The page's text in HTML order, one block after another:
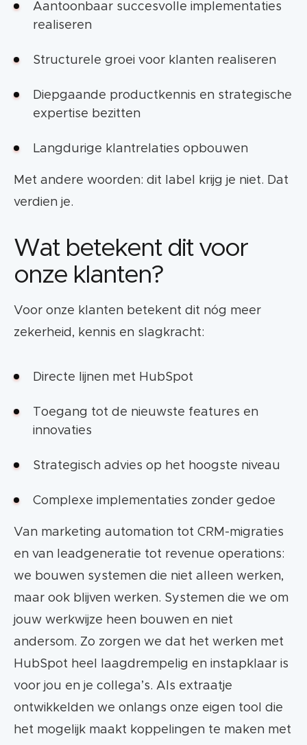
Aantoonbaar succesvolle implementaties
realiseren
Structurele groei voor klanten realiseren
Diepgaande productkennis en strategische
expertise bezitten
Langdurige klantrelaties opbouwen
Met andere woorden: dit label krijg je niet. Dat
verdien je.
Wat betekent dit voor
onze klanten?
Voor onze klanten betekent dit nóg meer
zekerheid, kennis en slagkracht:
Directe lijnen met HubSpot
Toegang tot de nieuwste features en
innovaties
Strategisch advies op het hoogste niveau
Complexe implementaties zonder gedoe
Van marketing automation tot CRM-migraties
en van leadgeneratie tot revenue operations:
we bouwen systemen die niet alleen werken,
maar ook blijven werken. Systemen die we om
jouw werkwijze heen bouwen en niet
andersom. Zo zorgen we dat het werken met
HubSpot heel laagdrempelig en instapklaar is
voor jou en je collega’s. Als extraatje
ontwikkelden we onlangs onze eigen tool die
het mogelijk maakt koppelingen te maken met